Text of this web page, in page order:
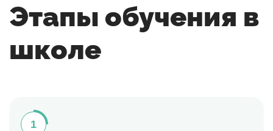
Этапы обучения в
школе
1